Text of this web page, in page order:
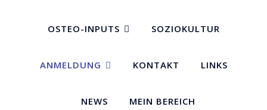
OSTEO-INPUTS SOZIOKULTUR
ANMELDUNG KONTAKT LINKS
NEWS MEIN BEREICH